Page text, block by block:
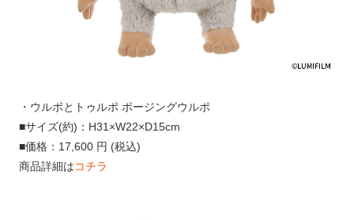
・ウルポとトゥルポ ポージングウルポ
■サイズ(約)：H31×W22×D15cm
■価格：17,600 円 (税込)
商品詳細はコチラ